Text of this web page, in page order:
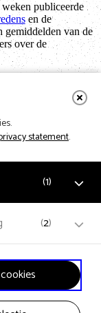
statement.
(1)
functionele cookies
(2)
voorkeuren
en
voor advertenties.
publiceerde
en de
van de
over de
Terug naar